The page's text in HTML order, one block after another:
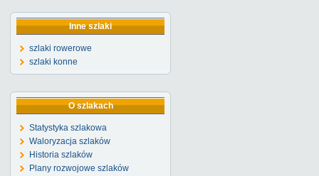
Inne szlaki
szlaki rowerowe
szlaki konne
O szlakach
Statystyka szlakowa
Waloryzacja szlaków
Historia szlaków
Plany rozwojowe szlaków